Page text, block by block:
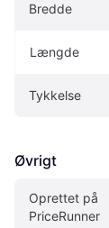
Bredde
Længde
Tykkelse
Øvrigt
Oprettet på
PriceRunner